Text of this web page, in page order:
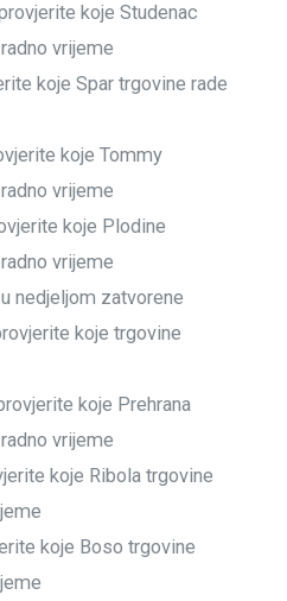
koje Studenac
vrijeme
koje Spar trgovine rade
koje Tommy
vrijeme
koje Plodine
vrijeme
nedjeljom zatvorene
koje trgovine
koje Prehrana
vrijeme
koje Ribola trgovine
koje Boso trgovine